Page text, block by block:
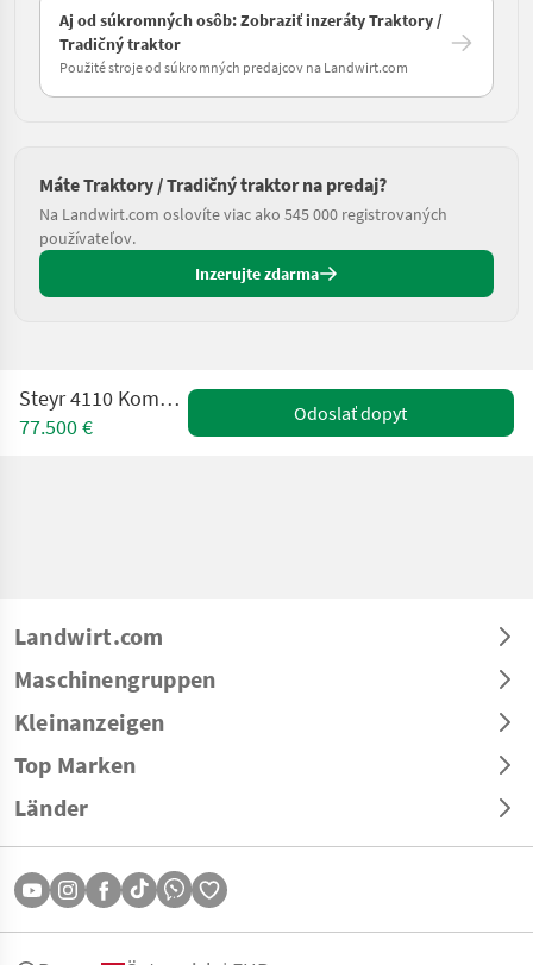
Aj od súkromných osôb: Zobraziť inzeráty Traktory /
Tradičný traktor
Použité stroje od súkromných predajcov na Landwirt.com
Máte Traktory / Tradičný traktor na predaj?
Na Landwirt.com oslovíte viac ako 545 000 registrovaných
používateľov.
Inzerujte zdarma
Steyr 4110 Kompakt (Stage V)
77.500 €
Odoslať dopyt
Landwirt.com
Maschinengruppen
Kleinanzeigen
Top Marken
Länder